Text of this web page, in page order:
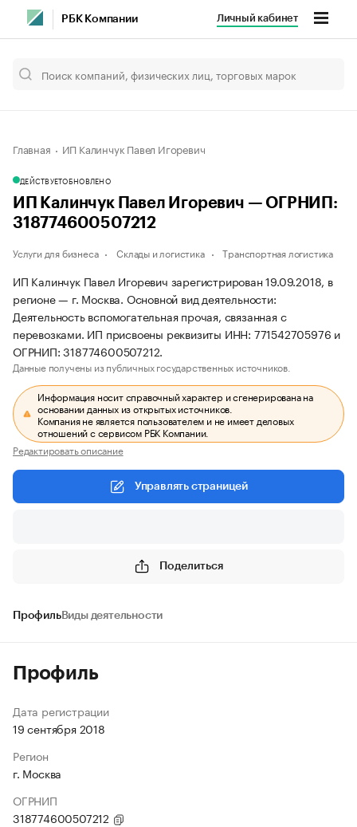
РБК Компании Личный кабинет
Главная ИП Калинчук Павел Игоревич
ДЕЙСТВУЕТОБНОВЛЕНО
ИП Калинчук Павел Игоревич — ОГРНИП:
318774600507212
Услуги для бизнеса Склады и логистика Транспортная логистика
ИП Калинчук Павел Игоревич зарегистрирован 19.09.2018, в
регионе — г. Москва. Основной вид деятельности:
Деятельность вспомогательная прочая, связанная с
перевозками. ИП присвоены реквизиты ИНН: 771542705976 и
ОГРНИП: 318774600507212.
Данные получены из публичных государственных источников.
Информация носит справочный характер и сгенерирована на
основании данных из открытых источников.
Компания не является пользователем и не имеет деловых
отношений с сервисом РБК Компании.
Редактировать описание
Управлять страницей
Поделиться
ПрофильВиды деятельности
Профиль
Дата регистрации
19 сентября 2018
Регион
г. Москва
ОГРНИП
318774600507212